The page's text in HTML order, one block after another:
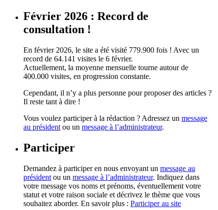
Février 2026 : Record de
consultation !
En février 2026, le site a été visité 779.900 fois ! Avec un
record de 64.141 visites le 6 février.
Actuellement, la moyenne mensuelle tourne autour de
400.000 visites, en progression constante.
Cependant, il n’y a plus personne pour proposer des articles ?
Il reste tant à dire !
Vous voulez participer à la rédaction ? Adressez un message
au président ou un message à l’administrateur.
Participer
Demandez à participer en nous envoyant un message au
président ou un message à l’administrateur. Indiquez dans
votre message vos noms et prénoms, éventuellement votre
statut et votre raison sociale et décrivez le thème que vous
souhaitez aborder. En savoir plus : Participer au site